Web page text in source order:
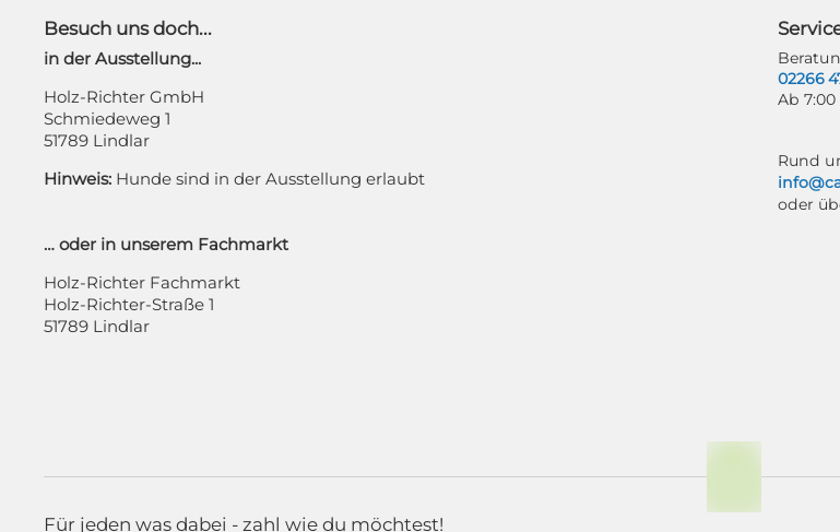
Besuch uns doch...
in der Ausstellung...
Holz-Richter GmbH
Schmiedeweg 1
51789 Lindlar
Hinweis: Hunde sind in der Ausstellung erlaubt
… oder in unserem Fachmarkt
Holz-Richter Fachmarkt
Holz-Richter-Straße 1
51789 Lindlar
02266
Ab
Rund
oder
Für jeden was dabei - zahl wie du möchtest!